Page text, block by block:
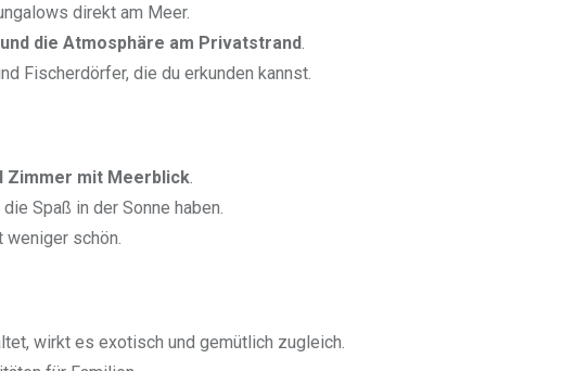
direkt am Meer.
die Atmosphäre am Privatstrand.
Fischerdörfer, die du erkunden kannst.
Zimmer mit Meerblick.
Spaß in der Sonne haben.
weniger schön.
wirkt es exotisch und gemütlich zugleich.